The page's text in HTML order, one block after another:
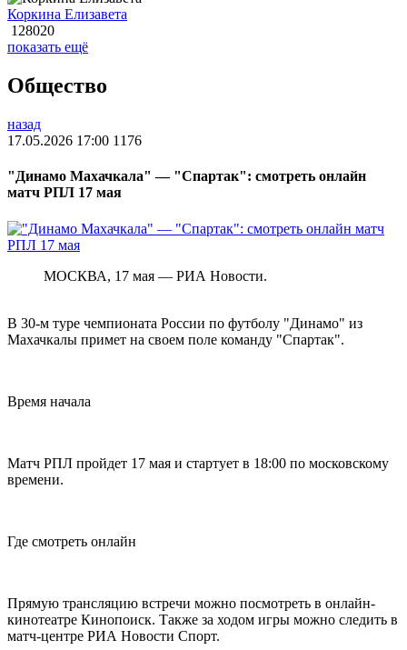
Коркина Елизавета
128020
показать ещё
Общество
назад
17.05.2026 17:00 1176
"Динамо Махачкала" — "Спартак": смотреть онлайн
матч РПЛ 17 мая
МОСКВА, 17 мая — РИА Новости.
В 30-м туре чемпионата России по футболу "Динамо" из
Махачкалы примет на своем поле команду "Спартак".
Время начала
Матч РПЛ пройдет 17 мая и стартует в 18:00 по московскому
времени.
Где смотреть онлайн
Прямую трансляцию встречи можно посмотреть в онлайн-
кинотеатре Кинопоиск. Также за ходом игры можно следить в
матч-центре РИА Новости Спорт.